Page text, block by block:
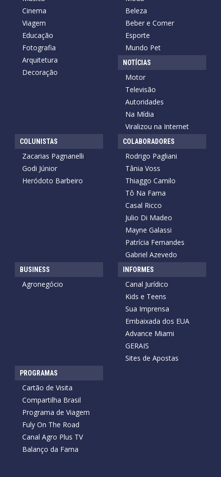
Cinema
Viagem
Educação
Fotografia
Arquitetura
Decoração
Beleza
Beber e Comer
Esporte
Mundo Pet
NOTÍCIAS
Motor
Televisão
Autoridades
Na Mídia
Viralizou na Internet
COLUNISTAS
Zacarias Pagnanelli
Godi Júnior
Heródoto Barbeiro
COLABORADORES
Rodrigo Pagliani
Tânia Voss
Thiaggo Camilo
Tô Na Fama
Casal Ricco
Julio Di Madeo
Mayne Galassi
Patrícia Fernandes
Gabriel Azevedo
BUSINESS
Agronegócio
INFORMES
Canal Jurídico
Kids e Teens
Sua Imprensa
Embaixada dos EUA
Advance Miami
GERAIS
Sites de Apostas
PROGRAMAS
Cartão de Visita
Compartilha Brasil
Programa de Viagem
Fuly On The Road
Canal Agro Plus TV
Balanço da Fama